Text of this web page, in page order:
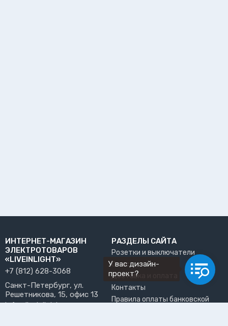
ИНТЕРНЕТ-МАГАЗИН
ЭЛЕКТРОТОВАРОВ
«LIVEINLIGHT»
+7 (812) 628-3068
Санкт-Петербург, ул.
Решетникова, 15, офис 13
info@liveinlight.ru
РАЗДЕЛЫ САЙТА
Розетки и выключатели
О нас
Доставка и оплата
Контакты
Правила оплаты банковской
У вас дизайн-
проект?